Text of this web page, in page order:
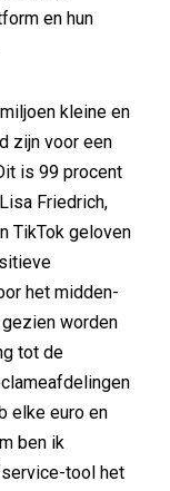
en hun
kleine en
zijn voor een
is 99 procent
Friedrich,
TikTok geloven
het midden-
worden
tot de
elke euro en
ben ik
tool het